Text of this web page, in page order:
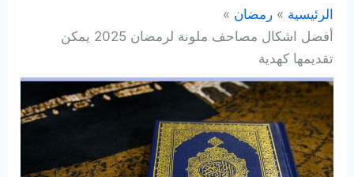
الرئيسية
رمضان
أفضل اشكال مصاحف ملونة لرمضان 2025 يمكن
تقديمها كهدية